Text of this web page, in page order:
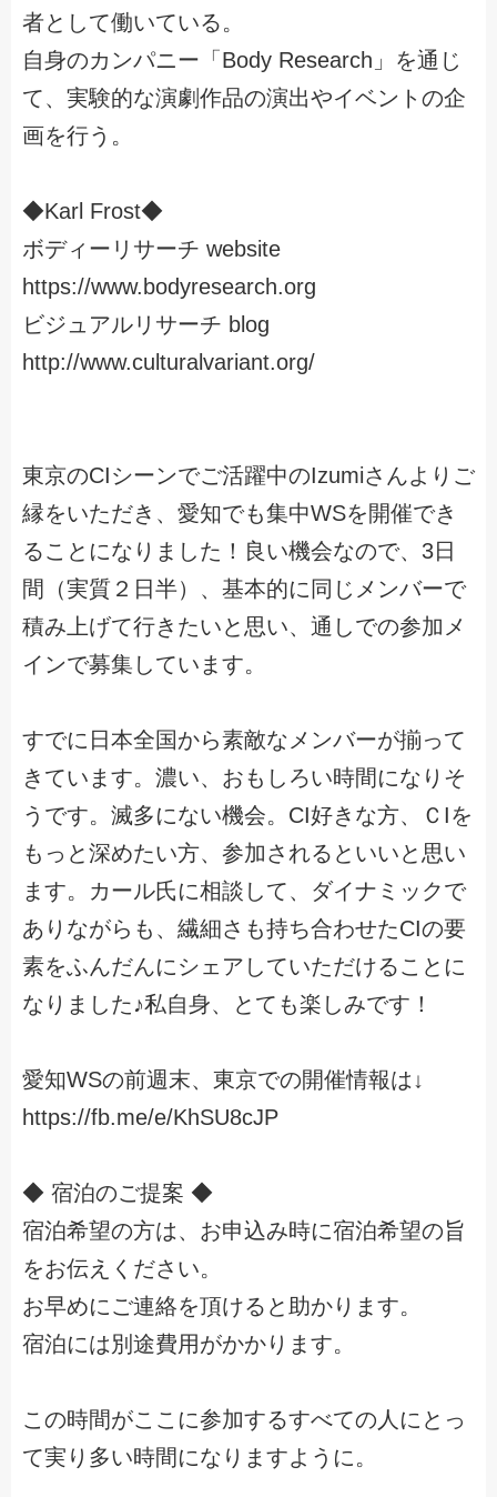
者として働いている。
自身のカンパニー「Body Research」を通じ
て、実験的な演劇作品の演出やイベントの企
画を行う。
◆Karl Frost◆
ボディーリサーチ website
https://www.bodyresearch.org
ビジュアルリサーチ blog
http://www.culturalvariant.org/
東京のCIシーンでご活躍中のIzumiさんよりご
縁をいただき、愛知でも集中WSを開催でき
ることになりました！良い機会なので、3日
間（実質２日半）、基本的に同じメンバーで
積み上げて行きたいと思い、通しでの参加メ
インで募集しています。
すでに日本全国から素敵なメンバーが揃って
きています。濃い、おもしろい時間になりそ
うです。滅多にない機会。CI好きな方、ＣIを
もっと深めたい方、参加されるといいと思い
ます。カール氏に相談して、ダイナミックで
ありながらも、繊細さも持ち合わせたCIの要
素をふんだんにシェアしていただけることに
なりました♪私自身、とても楽しみです！
愛知WSの前週末、東京での開催情報は↓
https://fb.me/e/KhSU8cJP
◆ 宿泊のご提案 ◆
宿泊希望の方は、お申込み時に宿泊希望の旨
をお伝えください。
お早めにご連絡を頂けると助かります。
宿泊には別途費用がかかります。
この時間がここに参加するすべての人にとっ
て実り多い時間になりますように。